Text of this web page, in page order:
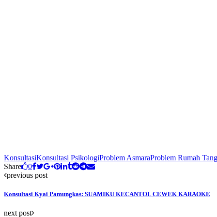
KonsultasiKonsultasi PsikologiProblem AsmaraProblem Rumah
Share
0
previous post
Konsultasi Kyai Pamungkas: SUAMIKU KECANTOL CEWEK KARAOKE
next post